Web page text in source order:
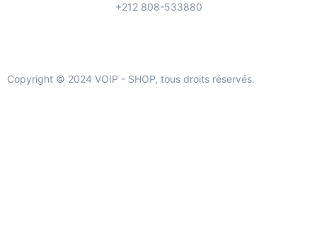
+212 808-533880
Copyright © 2024 VOIP - SHOP, tous droits réservés.